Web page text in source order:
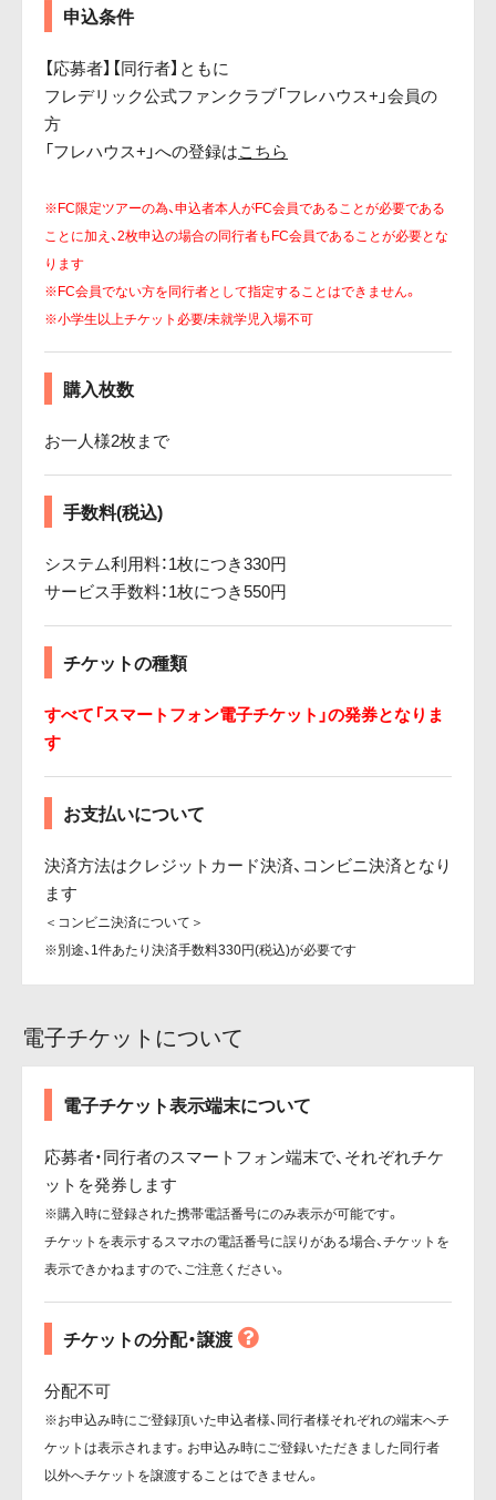
申込条件
【応募者】【同行者】ともに
フレデリック公式ファンクラブ「フレハウス+」会員の
方
「フレハウス+」への登録はこちら
※FC限定ツアーの為、申込者本人がFC会員であることが必要である
ことに加え、2枚申込の場合の同行者もFC会員であることが必要とな
ります
※FC会員でない方を同行者として指定することはできません。
※小学生以上チケット必要/未就学児入場不可
購入枚数
お一人様2枚まで
手数料(税込)
システム利用料：1枚につき330円
サービス手数料：1枚につき550円
チケットの種類
すべて「スマートフォン電子チケット」の発券となりま
す
お支払いについて
決済方法はクレジットカード決済、コンビニ決済となり
ます
＜コンビニ決済について＞
※別途、1件あたり決済手数料330円(税込)が必要です
電子チケットについて
電子チケット表示端末について
応募者・同行者のスマートフォン端末で、それぞれチケ
ットを発券します
※購入時に登録された携帯電話番号にのみ表示が可能です。
チケットを表示するスマホの電話番号に誤りがある場合、チケットを
表示できかねますので、ご注意ください。
チケットの分配・譲渡
分配不可
※お申込み時にご登録頂いた申込者様、同行者様それぞれの端末へチ
ケットは表示されます。お申込み時にご登録いただきました同行者
以外へチケットを譲渡することはできません。